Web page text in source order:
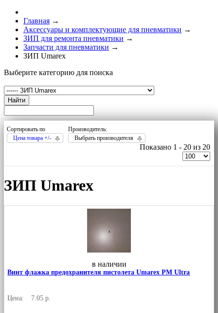
Главная →
Аксессуары и комплектующие для пневматики →
ЗИП для ремонта пневматики →
Запчасти для пневматики →
ЗИП Umarex
Выберите категорию для поиска
Найти
Сортировать по
Цена товара +/-
Производитель:
Выбрать производителя
Показано 1 - 20 из 20
ЗИП Umarex
в наличии
Винт флажка предохранителя пистолета Umarex PM Ultra
Цена: 7.05 р.